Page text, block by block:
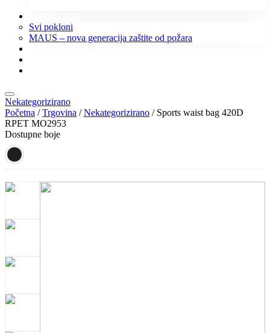
Svi pokloni
MAUS – nova generacija zaštite od požara
Nekategorizirano
Početna /Trgovina /Nekategorizirano / Sports waist bag 420D
RPET MO2953
Dostupne boje